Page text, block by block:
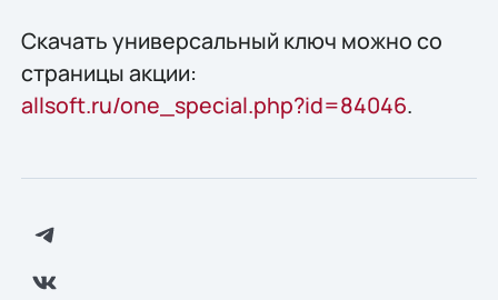
Скачать универсальный ключ можно со
страницы акции:
allsoft.ru/one_special.php?id=84046.